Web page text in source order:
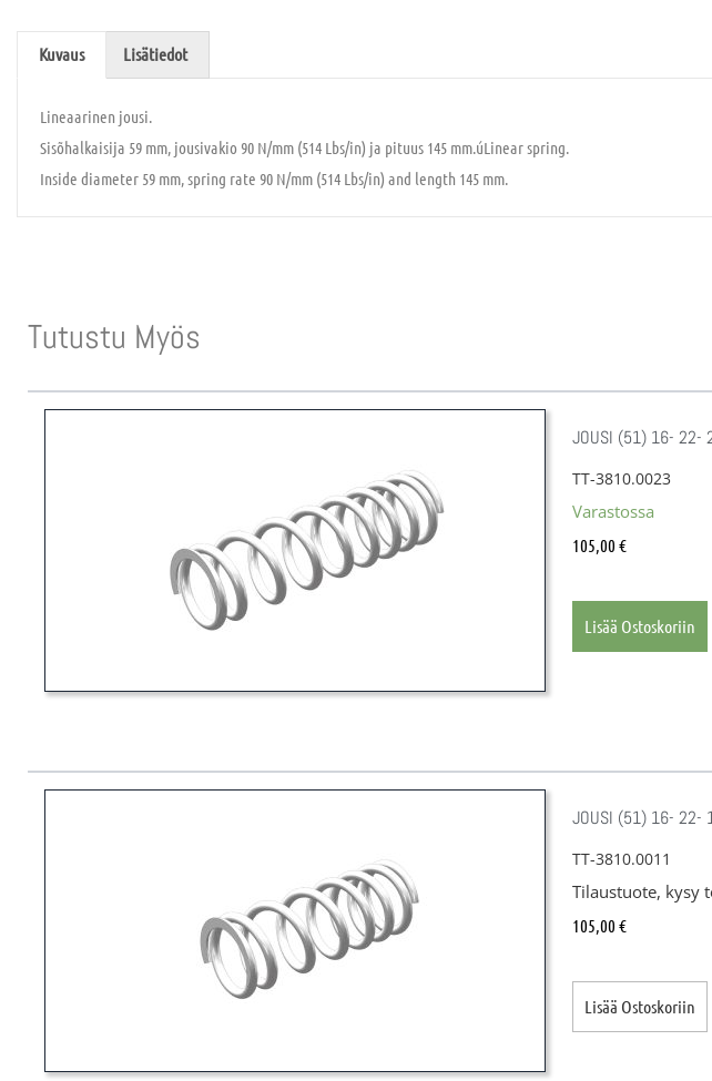
Kuvaus Lisätiedot
Lineaarinen jousi.
Sisõhalkaisija 59 mm, jousivakio 90 N/mm (514 Lbs/in) ja pituus 145 mm.úLinear spring.
Inside diameter 59 mm, spring rate 90 N/mm (514 Lbs/in) and length 145 mm.
Tutustu Myös
JOUSI (51) 16- 22-
TT-3810.0023
Varastossa
105,00 €
Lisää Ostoskoriin
JOUSI (51) 16- 22-
TT-3810.0011
Tilaustuote, kysy
105,00 €
Lisää Ostoskoriin